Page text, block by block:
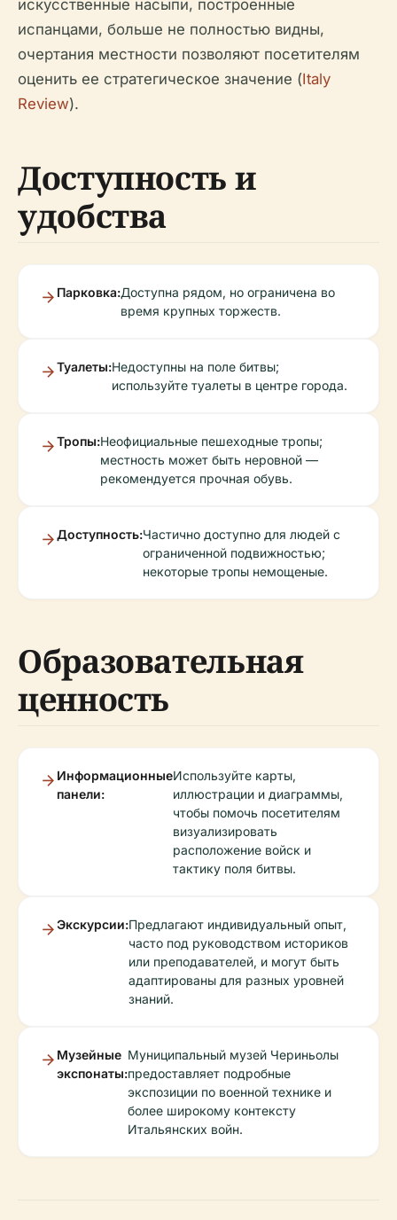
искусственные насыпи, построенные
испанцами, больше не полностью видны,
очертания местности позволяют посетителям
оценить ее стратегическое значение (Italy
Review).
Доступность и
удобства
Парковка:Доступна рядом, но ограничена во
время крупных торжеств.
Туалеты:Недоступны на поле битвы;
используйте туалеты в центре города.
Тропы:Неофициальные пешеходные тропы;
местность может быть неровной —
рекомендуется прочная обувь.
Доступность:Частично доступно для людей с
ограниченной подвижностью;
некоторые тропы немощеные.
Образовательная
ценность
Информационные
панели:
Используйте карты,
иллюстрации и диаграммы,
чтобы помочь посетителям
визуализировать
расположение войск и
тактику поля битвы.
Экскурсии:Предлагают индивидуальный опыт,
часто под руководством историков
или преподавателей, и могут быть
адаптированы для разных уровней
знаний.
Музейные
экспонаты:
Муниципальный музей Чериньолы
предоставляет подробные
экспозиции по военной технике и
более широкому контексту
Итальянских войн.